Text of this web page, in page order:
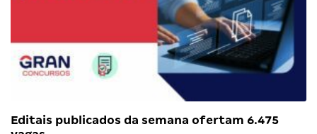
Editais publicados da semana ofertam 6.475